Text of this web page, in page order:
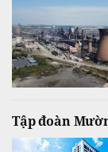
Tập đoàn